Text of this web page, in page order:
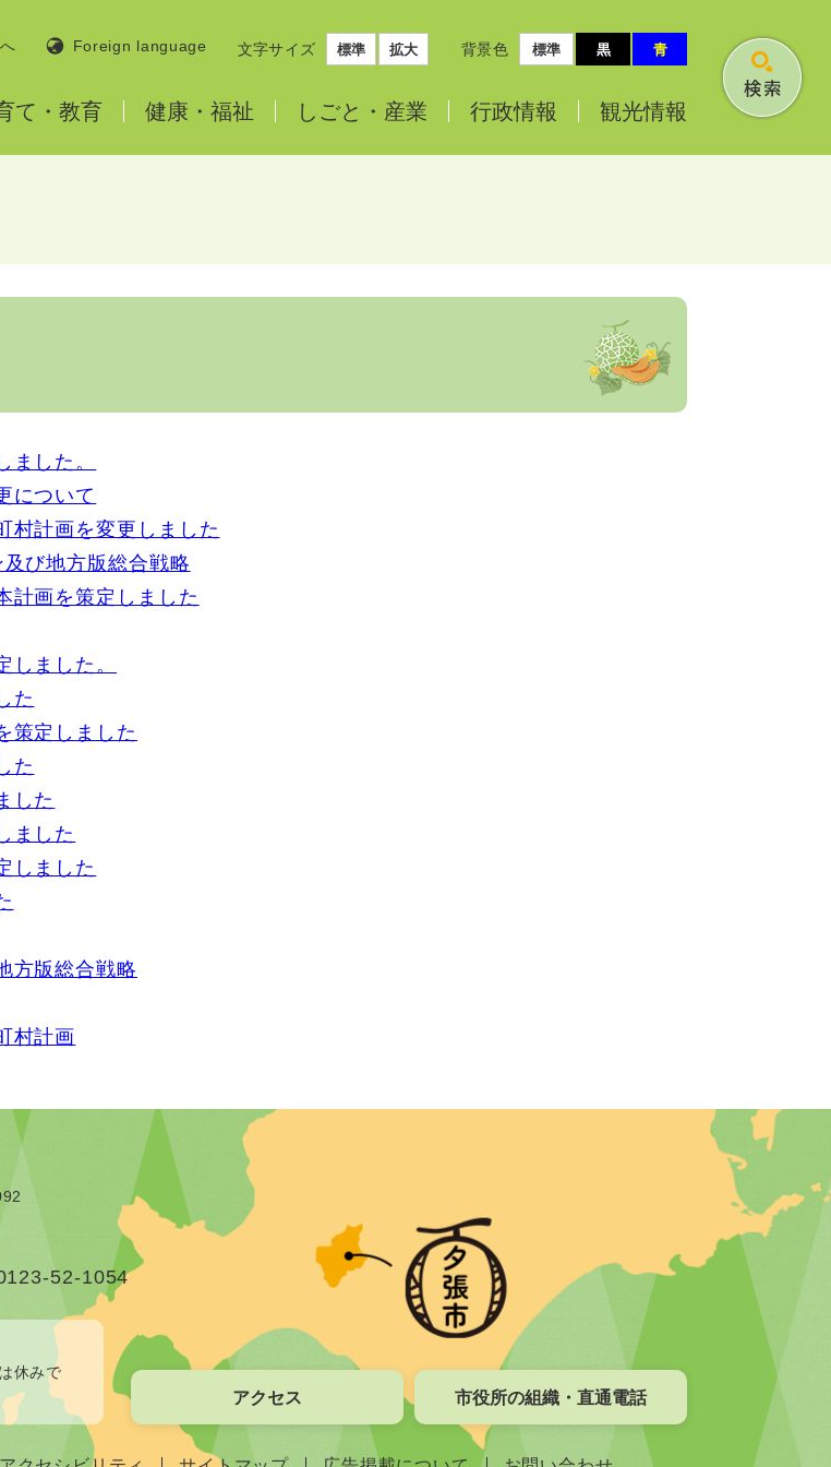
Foreign language 文字サイズ 標準 拡大 背景色 標準 黒 青
て・ 教育 健康・ 福祉 しごと・ 産業 行政情報 観光情報
検
した。
について
村計画を変更しました
び地方版総合戦略
計画を策定しました
しました。
た
策定しました
た
した
ました
しました
方版総合戦略
村計画
52-1054
休みで
アクセス 市役所の組織・直通電話